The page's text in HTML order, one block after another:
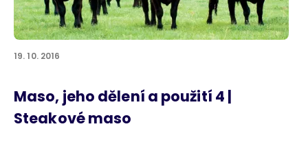
19. 10. 2016
Maso, jeho dělení a použití 4 |
Steakové maso